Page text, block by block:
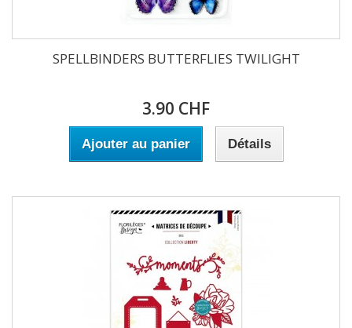
SPELLBINDERS BUTTERFLIES TWILIGHT
3.90 CHF
Ajouter au panier Détails